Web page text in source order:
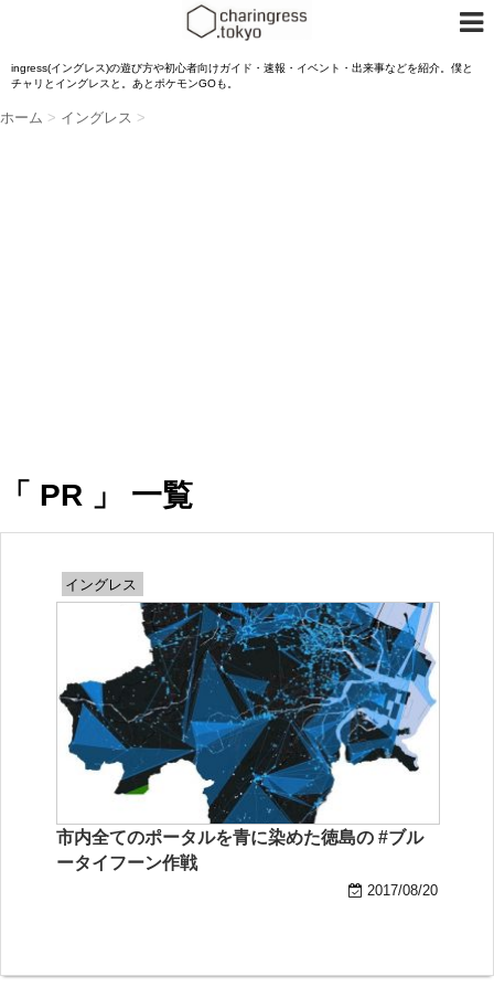
ingress(イングレス)の遊び方や初心者向けガイド・速報・イベント・出来事などを紹介。僕と
チャリとイングレスと。あとポケモンGOも。
ホーム > イングレス >
「 PR 」 一覧
イングレス
市内全てのポータルを青に染めた徳島の #ブル
ータイフーン作戦
2017/08/20